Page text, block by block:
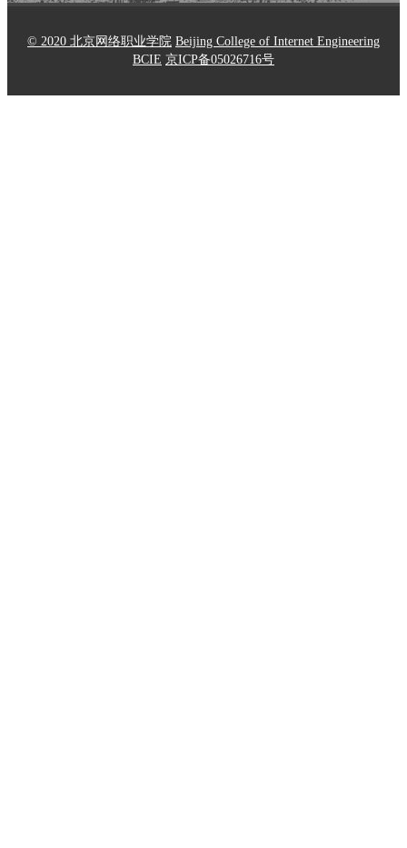
© 2020 北京网络职业学院 Beijing College of Internet Engineering
BCIE 京ICP备05026716号